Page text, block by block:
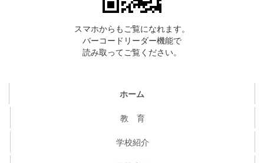
スマホからもご覧になれます。
バーコードリーダー機能で
読み取ってご覧ください。
ホーム
教 育
学校紹介